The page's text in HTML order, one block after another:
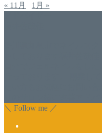
« 11月
1月 »
＼ Follow me ／